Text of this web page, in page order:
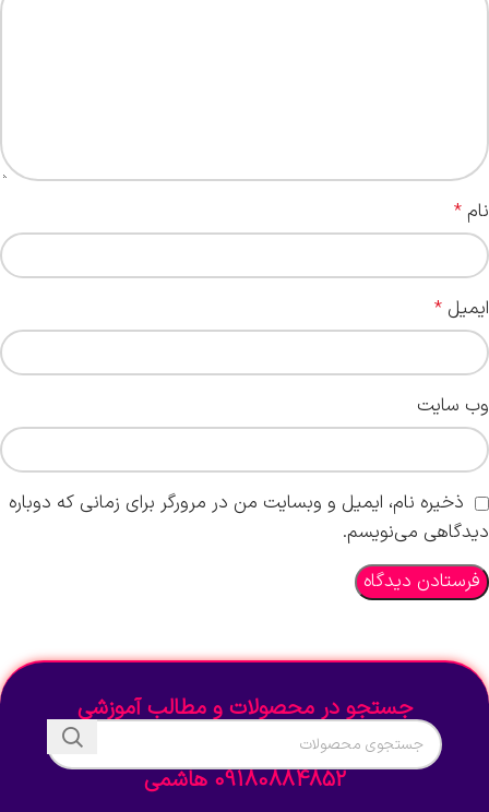
نام *
ایمیل *
وب‌ سایت
ذخیره نام، ایمیل و وبسایت من در مرورگر برای زمانی که دوباره
دیدگاهی می‌نویسم.
جستجو در محصولات و مطالب آموزشی
09180884852 هاشمی